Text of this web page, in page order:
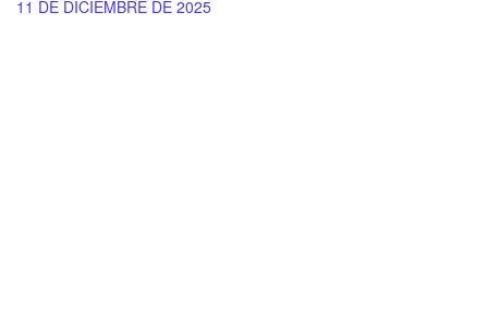
11 DE DICIEMBRE DE 2025